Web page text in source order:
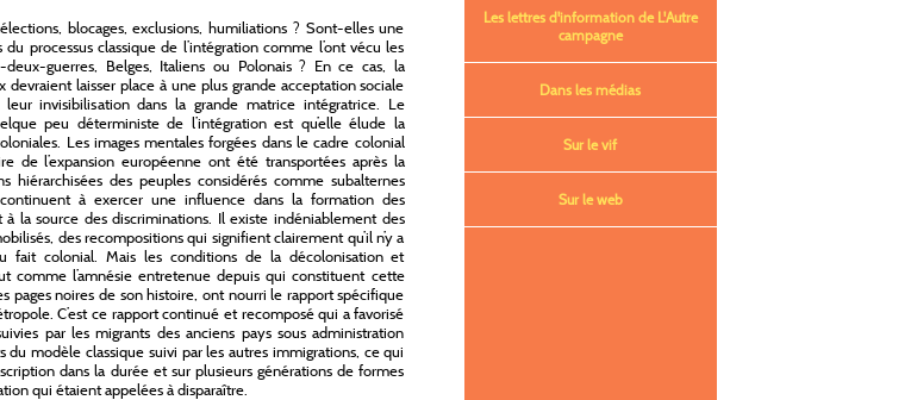
blocages, exclusions, humiliations ? Sont-elles une
processus classique de l’intégration comme l’ont vécu les
deux-guerres, Belges, Italiens ou Polonais ? En ce cas, la
laisser place à une plus grande acceptation sociale
invisibilisation dans la grande matrice intégratrice. Le
peu déterministe de l’intégration est qu’elle élude la
Les images mentales forgées dans le cadre colonial
de l’expansion européenne ont été transportées après la
hiérarchisées des peuples considérés comme subalternes
continuent à exercer une influence dans la formation des
la source des discriminations. Il existe indéniablement des
des recompositions qui signifient clairement qu’il n’y a
fait colonial. Mais les conditions de la décolonisation et
comme l’amnésie entretenue depuis qui constituent cette
pages noires de son histoire, ont nourri le rapport spécifique
C’est ce rapport continué et recomposé qui a favorisé
par les migrants des anciens pays sous administration
du modèle classique suivi par les autres immigrations, ce qui
dans la durée et sur plusieurs générations de formes
qui étaient appelées à disparaître.
Les lettres d'information de L'Autre
campagne
Dans les médias
Sur le vif
Sur le web